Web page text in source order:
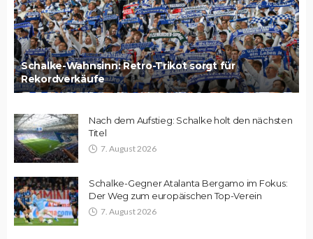
Schalke-Wahnsinn: Retro-Trikot sorgt für
Rekordverkäufe
Nach dem Aufstieg: Schalke holt den nächsten
Titel
7. August 2026
Schalke-Gegner Atalanta Bergamo im Fokus:
Der Weg zum europäischen Top-Verein
7. August 2026